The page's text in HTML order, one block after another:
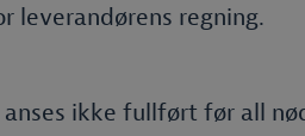
leverandørens regning.
anses ikke fullført før all